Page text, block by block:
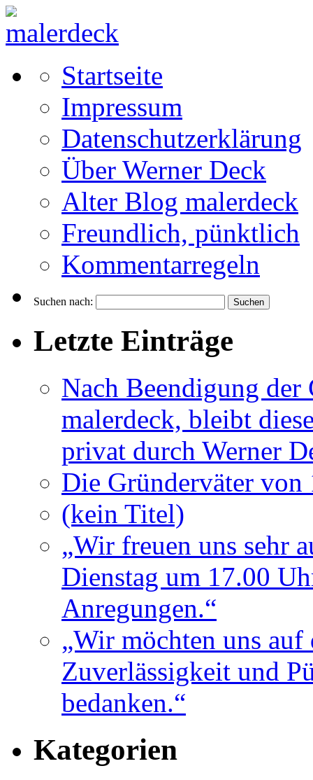
Startseite
Impressum
Datenschutzerklärung
Über Werner Deck
Alter Blog malerdeck
Freundlich, pünktlich
Kommentarregeln
Suchen nach:
Letzte Einträge
Nach Beendigung
malerdeck, bleibt
privat durch Werner
Die Gründerväter
(kein Titel)
„Wir freuen uns sehr
Dienstag um 17.00
Anregungen.“
„Wir möchten uns
Zuverlässigkeit und
bedanken.“
Kategorien